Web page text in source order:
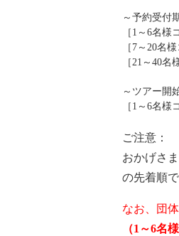
～予約受付
［1～6名
［7～20名
［21～40
～ツアー開
［1～6名様
ご注意：
おかげさ
の先着順
なお、団
（1～6名